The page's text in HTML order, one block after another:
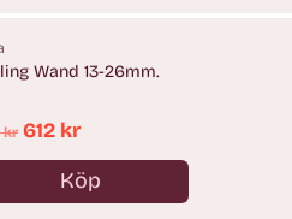
Wand 13-26mm.
kr 612 kr
Köp